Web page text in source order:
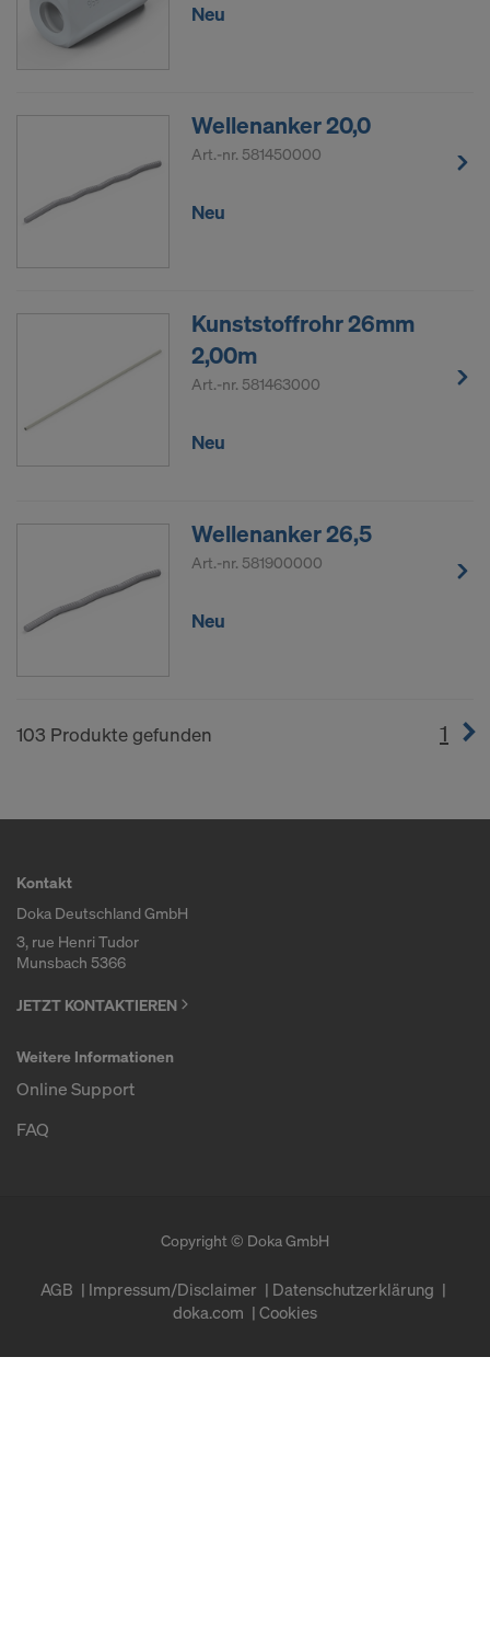
Neu
Wellenanker 20,0
Art.-nr. 581450000
Neu
Kunststoffrohr 26mm
2,00m
Art.-nr. 581463000
Neu
Wellenanker 26,5
Art.-nr. 581900000
Neu
103 Produkte gefunden 1
Kontakt
Doka Deutschland GmbH
3, rue Henri Tudor
Munsbach 5366
JETZT KONTAKTIEREN
Weitere Informationen
Online Support
FAQ
Copyright © Doka GmbH
AGB Impressum/Disclaimer
Datenschutzerklärung
doka.com
Cookies